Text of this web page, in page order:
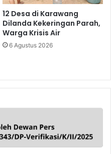
12 Desa di Karawang
Dilanda Kekeringan Parah,
Warga Krisis Air
6 Agustus 2026